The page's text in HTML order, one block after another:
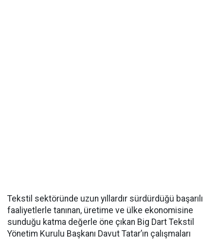
Tekstil sektöründe uzun yıllardır sürdürdüğü başarılı
faaliyetlerle tanınan, üretime ve ülke ekonomisine
sunduğu katma değerle öne çıkan Big Dart Tekstil
Yönetim Kurulu Başkanı Davut Tatar’ın çalışmaları